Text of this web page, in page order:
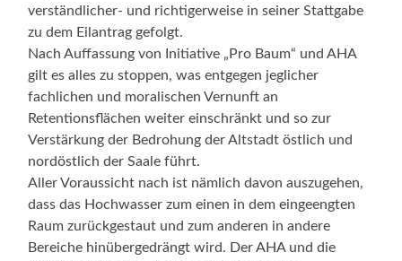
verständlicher- und richtigerweise in seiner Stattgabe
zu dem Eilantrag gefolgt.
Nach Auffassung von Initiative „Pro Baum“ und AHA
gilt es alles zu stoppen, was entgegen jeglicher
fachlichen und moralischen Vernunft an
Retentionsflächen weiter einschränkt und so zur
Verstärkung der Bedrohung der Altstadt östlich und
nordöstlich der Saale führt.
Aller Voraussicht nach ist nämlich davon auszugehen,
dass das Hochwasser zum einen in dem eingeengten
Raum zurückgestaut und zum anderen in andere
Bereiche hinübergedrängt wird. Der AHA und die